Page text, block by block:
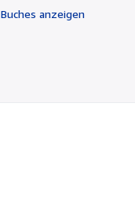
Sternenanzeigen